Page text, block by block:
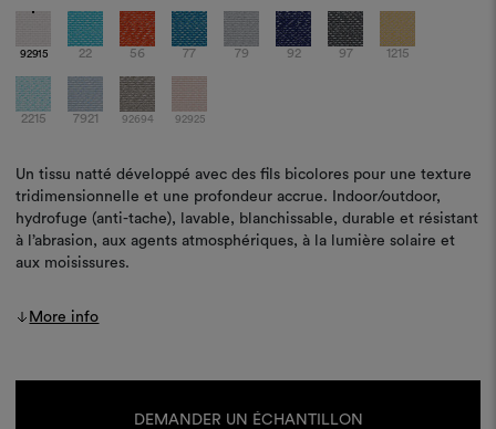
92915 22 56 77 79 92 97 1215
2215 7921 92694 92925
Un tissu natté développé avec des fils bicolores pour une texture
tridimensionnelle et une profondeur accrue. Indoor/outdoor,
hydrofuge (anti-tache), lavable, blanchissable, durable et résistant
à l’abrasion, aux agents atmosphériques, à la lumière solaire et
aux moisissures.
More info
DEMANDER UN ÉCHANTILLON